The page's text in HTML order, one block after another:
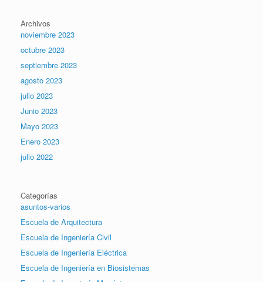
Archivos
noviembre 2023
octubre 2023
septiembre 2023
agosto 2023
julio 2023
Junio 2023
Mayo 2023
Enero 2023
julio 2022
Categorías
asuntos-varios
Escuela de Arquitectura
Escuela de Ingeniería Civil
Escuela de Ingeniería Eléctrica
Escuela de Ingeniería en Biosistemas